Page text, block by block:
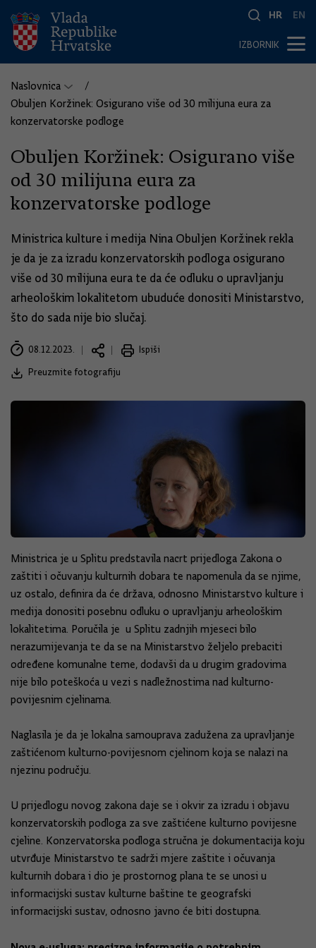
HR EN
IZBORNIK
Naslovnica
Obuljen Koržinek: Osigurano više od 30 milijuna eura za
konzervatorske podloge
Obuljen Koržinek: Osigurano više
od 30 milijuna eura za
konzervatorske podloge
Ministrica kulture i medija Nina Obuljen Koržinek rekla
je da je za izradu konzervatorskih podloga osigurano
više od 30 milijuna eura te da će odluku o upravljanju
arheološkim lokalitetom ubuduće donositi Ministarstvo,
što do sada nije bio slučaj.
08.12.2023.
Ispiši
Preuzmite fotografiju
Ministrica je u Splitu predstavila nacrt prijedloga Zakona o
zaštiti i očuvanju kulturnih dobara te napomenula da se njime,
uz ostalo, definira da će država, odnosno Ministarstvo kulture i
medija donositi posebnu odluku o upravljanju arheološkim
lokalitetima. Poručila je u Splitu zadnjih mjeseci bilo
nerazumijevanja te da se na Ministarstvo željelo prebaciti
određene komunalne teme, dodavši da u drugim gradovima
nije bilo poteškoća u vezi s nadležnostima nad kulturno-
povijesnim cjelinama.
Naglasila je da je lokalna samouprava zadužena za upravljanje
zaštićenom kulturno-povijesnom cjelinom koja se nalazi na
njezinu području.
U prijedlogu novog zakona daje se i okvir za izradu i objavu
konzervatorskih podloga za sve zaštićene kulturno povijesne
cjeline. Konzervatorska podloga stručna je dokumentacija koju
utvrđuje Ministarstvo te sadrži mjere zaštite i očuvanja
kulturnih dobara i dio je prostornog plana te se unosi u
informacijski sustav kulturne baštine te geografski
informacijski sustav, odnosno javno će biti dostupna.